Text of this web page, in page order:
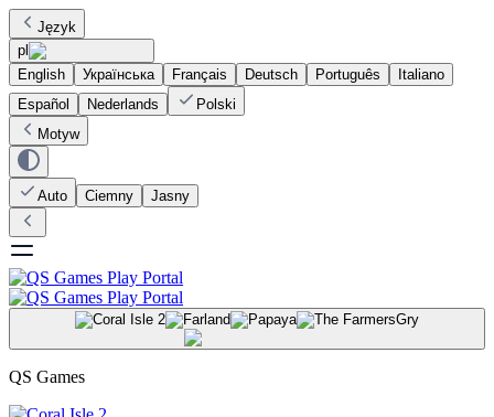
Język
pl
English
Українська Français Deutsch Português
Italiano
Español
Nederlands
Polski
Motyw
Auto Ciemny Jasny
Gry
QS Games